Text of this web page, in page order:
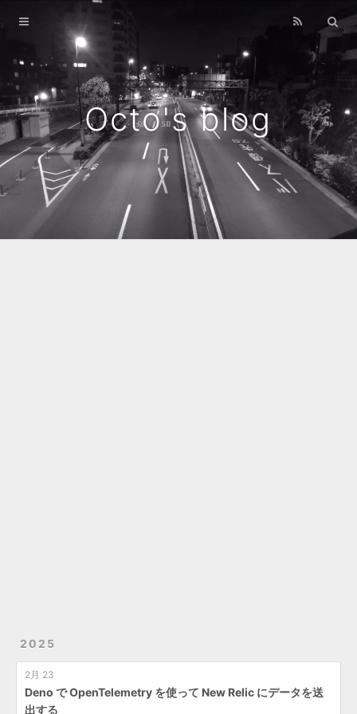
Octo's blog
2025
2月 23
Deno で OpenTelemetry を使って New Relic にデータを送
出する
Home
Archives